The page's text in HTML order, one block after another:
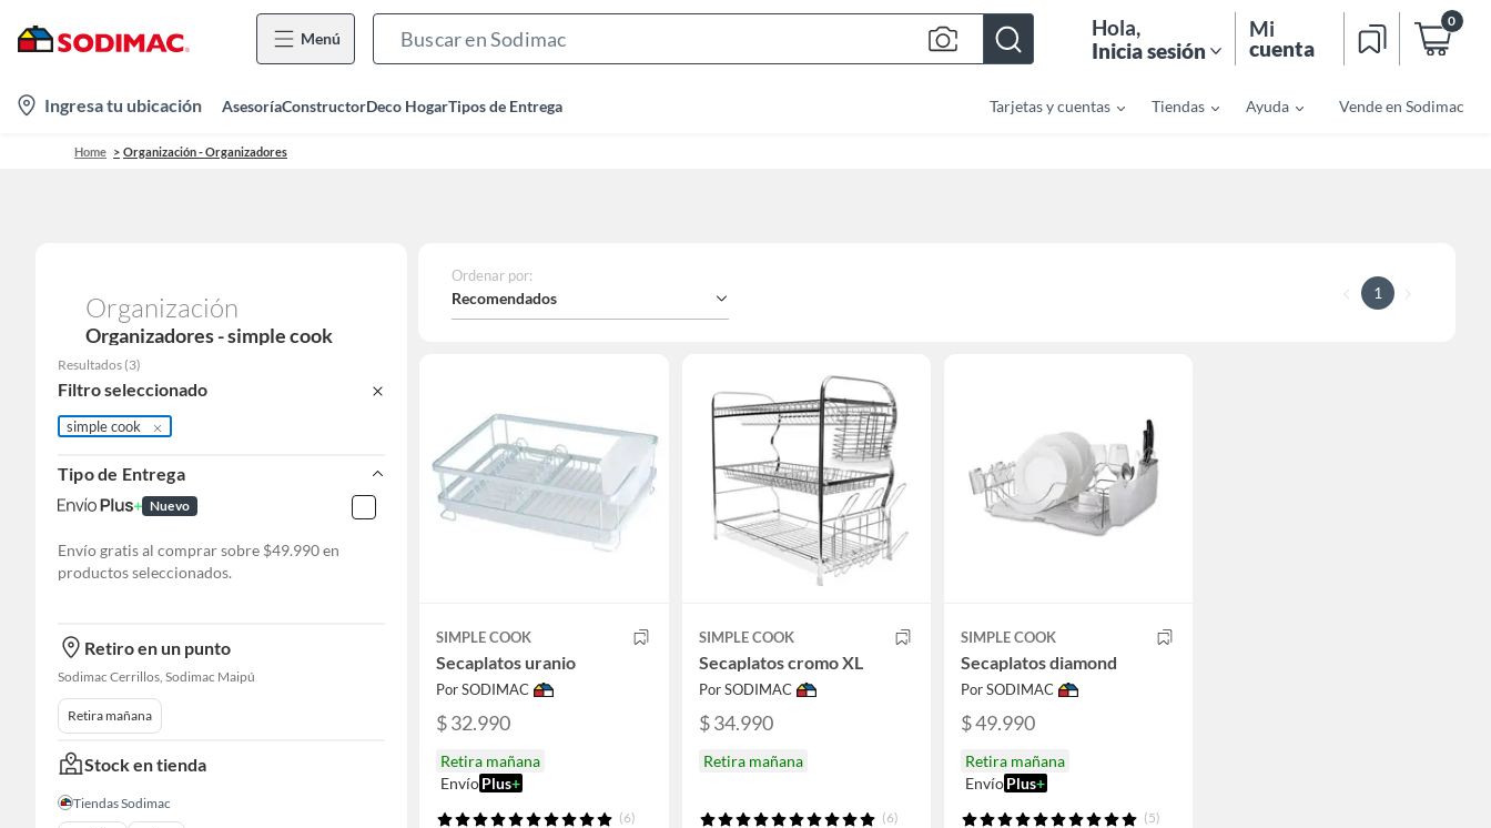
Menú
Bar
Hola,
Inicia sesión
Mi
cuenta
0
location-
icon
Ingresa tu ubicación AsesoríaConstructorDeco HogarTipos de Entrega Tarjetas y cuentas Tiendas Ayuda Vende en Sodimac
Home Organización - Organizadores
Organización
Organizadores - simple cook
Resultados (3)
Filtro seleccionado
simple cook
Tipo de Entrega
Nuevo
Envío gratis al comprar sobre $49.990 en
productos seleccionados.
Retiro en un punto
Sodimac Cerrillos, Sodimac Maipú
Retira mañana
Stock en tienda
Tiendas Sodimac
Ordenar por:
Recomendados 1
SIMPLE COOK
Secaplatos uranio
Por SODIMAC
$ 32.990
Retira mañana
EnvíoPlus+
(6)
SIMPLE COOK
Secaplatos cromo XL
Por SODIMAC
$ 34.990
Retira mañana
(6)
SIMPLE COOK
Secaplatos diamond
Por SODIMAC
$ 49.990
Retira mañana
EnvíoPlus+
(5)